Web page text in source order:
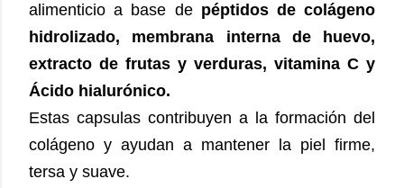
alimenticio a base de péptidos de colágeno
hidrolizado, membrana interna de huevo,
extracto de frutas y verduras, vitamina C y
Ácido hialurónico.
Estas capsulas contribuyen a la formación del
colágeno y ayudan a mantener la piel firme,
tersa y suave.